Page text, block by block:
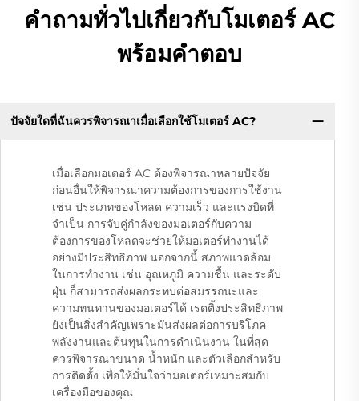
คำถามทั่วไปเกี่ยวกับโมเตอร์ AC
พร้อมคำตอบ
ปัจจัยใดที่ฉันควรพิจารณาเมื่อเลือกใช้โมเตอร์ AC?​
เมื่อเลือกมอเตอร์ AC ต้องพิจารณาหลายปัจจัย
ก่อนอื่นให้พิจารณาความต้องการของการใช้งาน
เช่น ประเภทของโหลด ความเร็ว และแรงบิดที่
จำเป็น การจับคู่กำลังของมอเตอร์กับความ
ต้องการของโหลดจะช่วยให้มอเตอร์ทำงานได้
อย่างมีประสิทธิภาพ นอกจากนี้ สภาพแวดล้อม
ในการทำงาน เช่น อุณหภูมิ ความชื้น และระดับ
ฝุ่น ก็สามารถส่งผลกระทบต่อสมรรถนะและ
ความทนทานของมอเตอร์ได้ เรตติ้งประสิทธิภาพ
ยังเป็นสิ่งสำคัญเพราะมันส่งผลต่อการบริโภค
พลังงานและต้นทุนในการดำเนินงาน ในที่สุด
ควรพิจารณาขนาด น้ำหนัก และตัวเลือกสำหรับ
การติดตั้ง เพื่อให้มั่นใจว่ามอเตอร์เหมาะสมกับ
เครื่องมือของคุณ